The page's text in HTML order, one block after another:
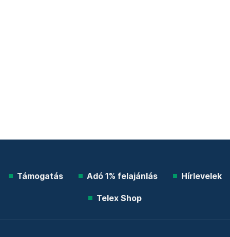
Támogatás Adó 1% felajánlás Hírlevelek
Telex Shop